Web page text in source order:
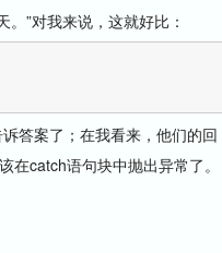
”对我来说，这就好比：
答案了；在我看来，他们的回
在catch语句块中抛出异常了。